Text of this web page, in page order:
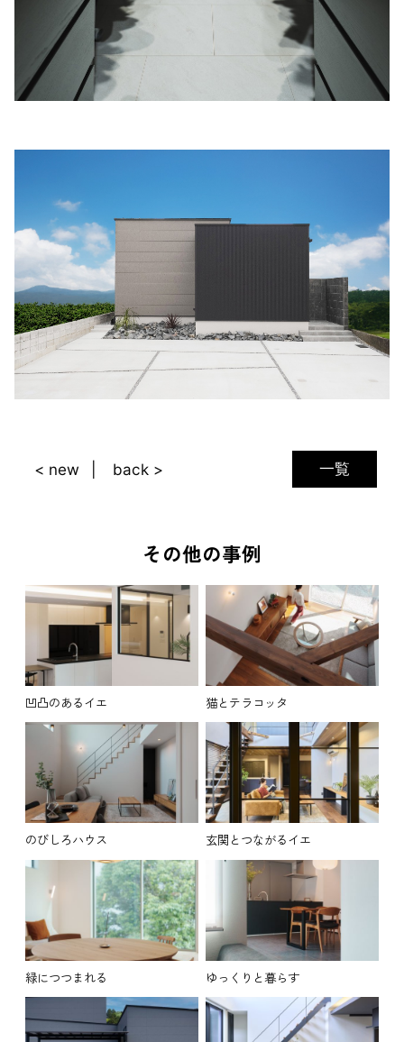
一覧
< new back >
その他の事例
凹凸のあるイエ 猫とテラコッタ
のびしろハウス 玄関とつながるイエ
緑につつまれる ゆっくりと暮らす